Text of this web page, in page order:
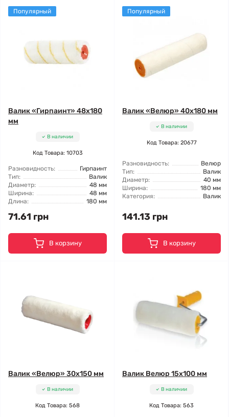
Популярный
Валик «Гирпаинт» 48x180
мм
В наличии
Код Товара: 10703
Разновидность:
Гирпаинт
Тип:
Валик
Диаметр:
48 мм
Ширина:
48 мм
Длина:
180 мм
71.61 грн
В корзину
Популярный
Валик «Велюр» 40x180 мм
В наличии
Код Товара: 20677
Разновидность:
Велюр
Тип:
Валик
Диаметр:
40 мм
Ширина:
180 мм
Категория:
Валик
141.13 грн
В корзину
Валик «Велюр» 30x150 мм
В наличии
Код Товара: 568
Валик Велюр 15x100 мм
В наличии
Код Товара: 563